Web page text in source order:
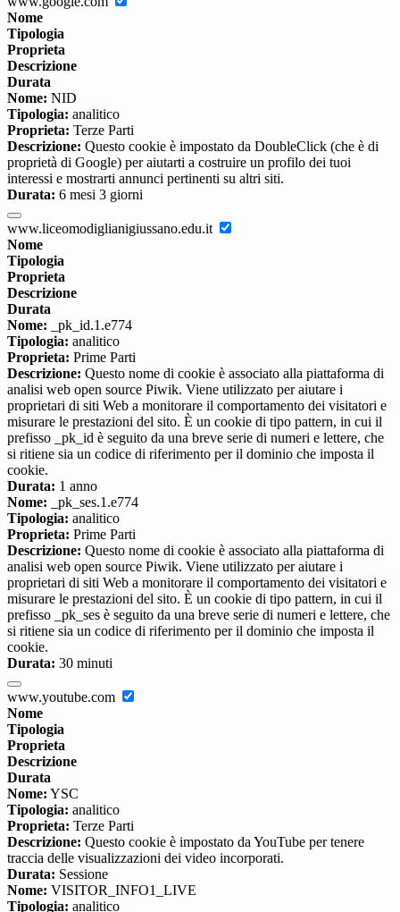
Nome
Tipologia
Proprieta
Descrizione
Durata
Nome: NID
Tipologia: analitico
Proprieta: Terze Parti
Descrizione: Questo cookie è impostato da DoubleClick (che è di
proprietà di Google) per aiutarti a costruire un profilo dei tuoi
interessi e mostrarti annunci pertinenti su altri siti.
Durata: 6 mesi 3 giorni
www.liceomodiglianigiussano.edu.it
Nome
Tipologia
Proprieta
Descrizione
Durata
Nome: _pk_id.1.e774
Tipologia: analitico
Proprieta: Prime Parti
Descrizione: Questo nome di cookie è associato alla piattaforma di
analisi web open source Piwik. Viene utilizzato per aiutare i
proprietari di siti Web a monitorare il comportamento dei visitatori e
misurare le prestazioni del sito. È un cookie di tipo pattern, in cui il
prefisso _pk_id è seguito da una breve serie di numeri e lettere, che
si ritiene sia un codice di riferimento per il dominio che imposta il
cookie.
Durata: 1 anno
Nome: _pk_ses.1.e774
Tipologia: analitico
Proprieta: Prime Parti
Descrizione: Questo nome di cookie è associato alla piattaforma di
analisi web open source Piwik. Viene utilizzato per aiutare i
proprietari di siti Web a monitorare il comportamento dei visitatori e
misurare le prestazioni del sito. È un cookie di tipo pattern, in cui il
prefisso _pk_ses è seguito da una breve serie di numeri e lettere, che
si ritiene sia un codice di riferimento per il dominio che imposta il
cookie.
Durata: 30 minuti
www.youtube.com
Nome
Tipologia
Proprieta
Descrizione
Durata
Nome: YSC
Tipologia: analitico
Proprieta: Terze Parti
Descrizione: Questo cookie è impostato da YouTube per tenere
traccia delle visualizzazioni dei video incorporati.
Durata: Sessione
Nome: VISITOR_INFO1_LIVE
Tipologia: analitico